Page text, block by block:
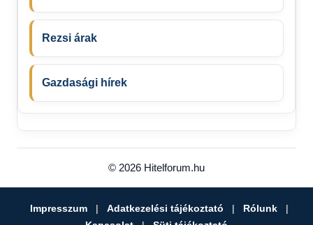
Rezsi árak
Gazdasági hírek
© 2026 Hitelforum.hu
Impresszum | Adatkezelési tájékoztató | Rólunk
|